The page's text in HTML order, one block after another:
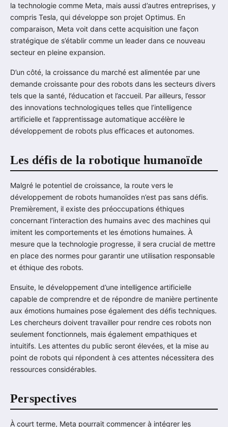
la technologie comme Meta, mais aussi d’autres entreprises, y
compris Tesla, qui développe son projet Optimus. En
comparaison, Meta voit dans cette acquisition une façon
stratégique de s’établir comme un leader dans ce nouveau
secteur en pleine expansion.
D’un côté, la croissance du marché est alimentée par une
demande croissante pour des robots dans les secteurs divers
tels que la santé, l’éducation et l’accueil. Par ailleurs, l’essor
des innovations technologiques telles que l’intelligence
artificielle et l’apprentissage automatique accélère le
développement de robots plus efficaces et autonomes.
Les défis de la robotique humanoïde
Malgré le potentiel de croissance, la route vers le
développement de robots humanoïdes n’est pas sans défis.
Premièrement, il existe des préoccupations éthiques
concernant l’interaction des humains avec des machines qui
imitent les comportements et les émotions humaines. À
mesure que la technologie progresse, il sera crucial de mettre
en place des normes pour garantir une utilisation responsable
et éthique des robots.
Ensuite, le développement d’une intelligence artificielle
capable de comprendre et de répondre de manière pertinente
aux émotions humaines pose également des défis techniques.
Les chercheurs doivent travailler pour rendre ces robots non
seulement fonctionnels, mais également empathiques et
intuitifs. Les attentes du public seront élevées, et la mise au
point de robots qui répondent à ces attentes nécessitera des
ressources considérables.
Perspectives
À court terme, Meta pourrait commencer à intégrer les